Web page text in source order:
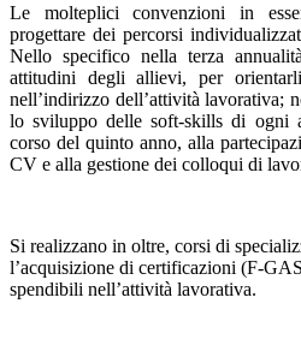
Le molteplici convenzioni in
progettare dei percorsi
Nello specifico nella terza
attitudini degli allievi, per
nell’indirizzo dell’attività lavorativa;
lo sviluppo delle soft-skills di ogni
corso del quinto anno, alla
CV e alla gestione dei colloqui di
Si realizzano in oltre, corsi di
l’acquisizione di certificazioni (F-
spendibili nell’attività lavorativa.